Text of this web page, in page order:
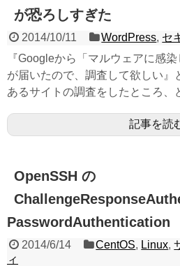
が恐ろしすぎた
2014/10/11 WordPress, セ
『Googleから「マルウェアに感
が届いたので、調査して欲しい』
あるサイトの調査をしたところ、
記事を読
OpenSSH の
PasswordAuthentication
2014/6/14 CentOS, Linux,
ィ